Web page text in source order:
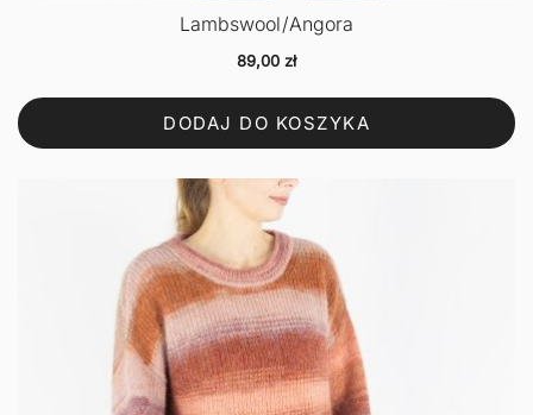
Lambswool/Angora
89,00 zł
DODAJ DO KOSZYKA